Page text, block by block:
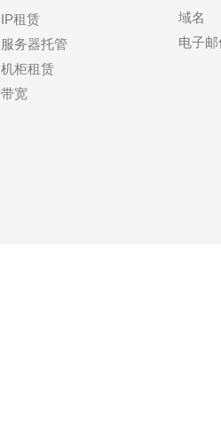
IP租赁
服务器托管
机柜租赁
带宽
域名
电子